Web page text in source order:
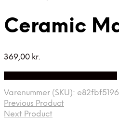
Ceramic
369,00 kr.
Varenummer (SKU):
Previous Product
Next Product